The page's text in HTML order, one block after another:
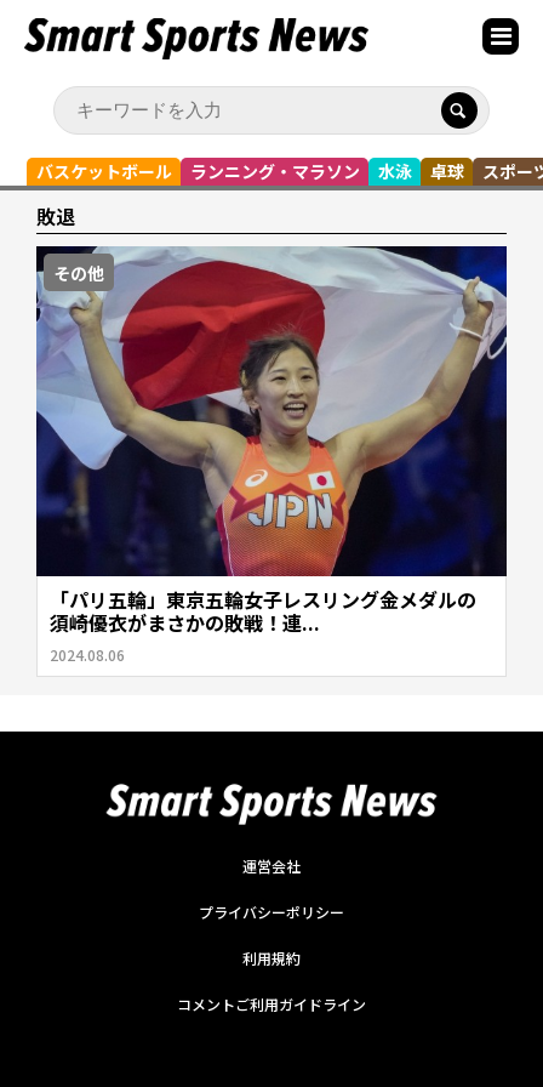
バスケットボール ランニング・マラソン 水泳 卓球 スポー
敗退
その他
「パリ五輪」東京五輪女子レスリング金メダルの
須崎優衣がまさかの敗戦！連...
2024.08.06
運営会社
プライバシーポリシー
利用規約
コメントご利用ガイドライン